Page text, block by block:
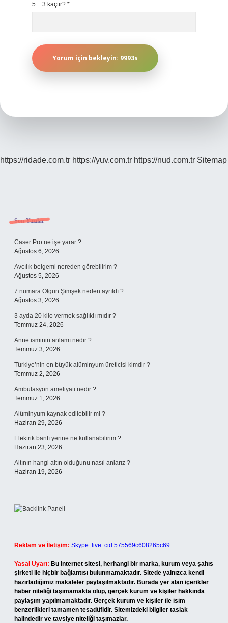
5 + 3 kaçtır? *
https://ridade.com.tr https://yuv.com.tr https://nud.com.tr Sitemap
Sidebar
Son Yazılar
Caser Pro ne işe yarar ?
Ağustos 6, 2026
Avcılık belgemi nereden görebilirim ?
Ağustos 5, 2026
7 numara Olgun Şimşek neden ayrıldı ?
Ağustos 3, 2026
3 ayda 20 kilo vermek sağlıklı mıdır ?
Temmuz 24, 2026
Anne isminin anlamı nedir ?
Temmuz 3, 2026
Türkiye’nin en büyük alüminyum üreticisi kimdir ?
Temmuz 2, 2026
Ambulasyon ameliyatı nedir ?
Temmuz 1, 2026
Alüminyum kaynak edilebilir mi ?
Haziran 29, 2026
Elektrik bantı yerine ne kullanabilirim ?
Haziran 23, 2026
Altının hangi altın olduğunu nasıl anlarız ?
Haziran 19, 2026
Reklam ve İletişim: Skype: live:.cid.575569c608265c69
Yasal Uyarı: Bu internet sitesi, herhangi bir marka, kurum veya şahıs
şirketi ile hiçbir bağlantısı bulunmamaktadır. Sitede yalnızca kendi
hazırladığımız makaleler paylaşılmaktadır. Burada yer alan içerikler
haber niteliği taşımamakta olup, gerçek kurum ve kişiler hakkında
paylaşım yapılmamaktadır. Gerçek kurum ve kişiler ile isim
benzerlikleri tamamen tesadüfidir. Sitemizdeki bilgiler taslak
halindedir ve tavsiye niteliği taşımazlar.